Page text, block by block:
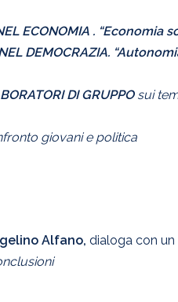
ECONOMIA . “Economia
DEMOCRAZIA.
DI GRUPPOsui
giovani e politica
Alfano, dialoga con